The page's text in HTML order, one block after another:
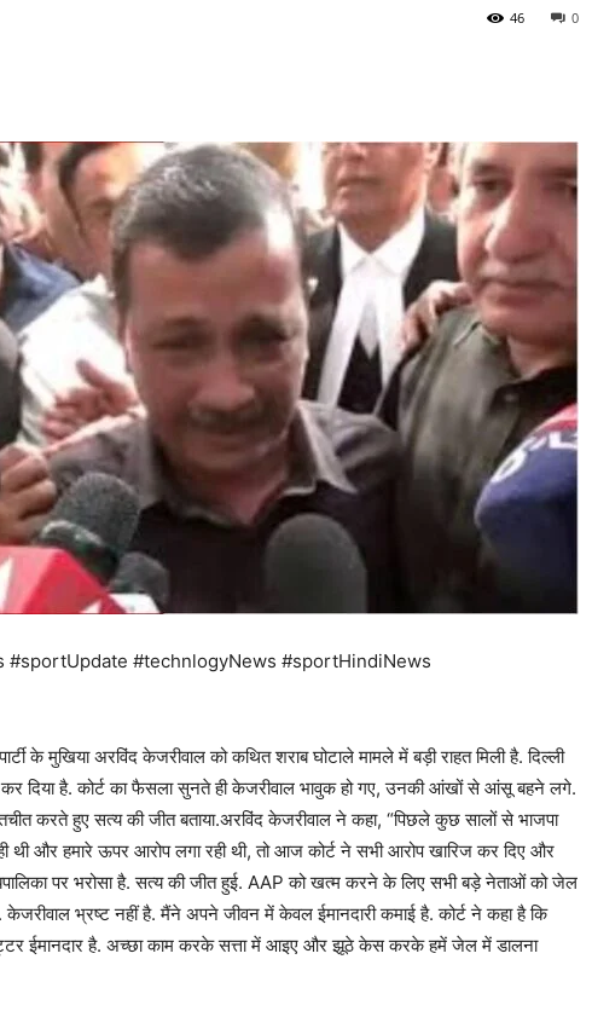
0
46
#technlogyNews #sportHindiNews
के मुखिया अरविंद केजरीवाल को कथित शराब घोटाले मामले में बड़ी राहत मिली है. दिल्ली
कर दिया है. कोर्ट का फैसला सुनते ही केजरीवाल भावुक हो गए, उनकी आंखों से आंसू बहने लगे.
करते हुए सत्य की जीत बताया.अरविंद केजरीवाल ने कहा, “पिछले कुछ सालों से भाजपा
थी और हमारे ऊपर आरोप लगा रही थी, तो आज कोर्ट ने सभी आरोप खारिज कर दिए और
पर भरोसा है. सत्य की जीत हुई. AAP को खत्म करने के लिए सभी बड़े नेताओं को जेल
केजरीवाल भ्रष्ट नहीं है. मैंने अपने जीवन में केवल ईमानदारी कमाई है. कोर्ट ने कहा है कि
ईमानदार है. अच्छा काम करके सत्ता में आइए और झूठे केस करके हमें जेल में डालना